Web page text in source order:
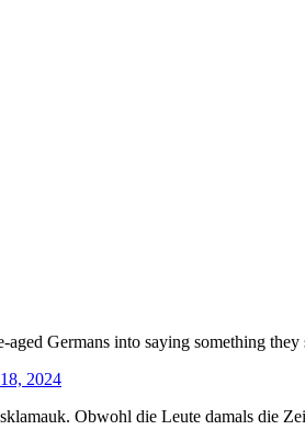
Germans into saying something
2024
Obwohl die Leute damals die